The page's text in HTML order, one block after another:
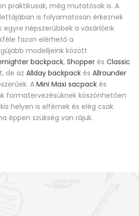
praktikusak, még mutatósak is. A
is folyamatosan érkeznek
egyre népszerűbbek a vásárlóink
fazon elérhető a
modelljeink között
backpack, Shopper és Classic
de az Allday backpack és Allrounder
A Mini Maxi sacpack és
formatervezésüknek köszönhetően
helyen is elférnek és elég csak
éppen szükség van rájuk.